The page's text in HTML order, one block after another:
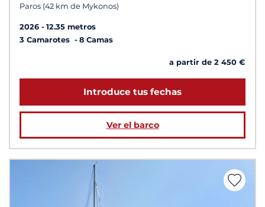
Paros (42 km de Mykonos)
2026
12.35 metros
3 Camarotes
8 Camas
a partir de 2 450 €
Introduce tus fechas
Ver el barco